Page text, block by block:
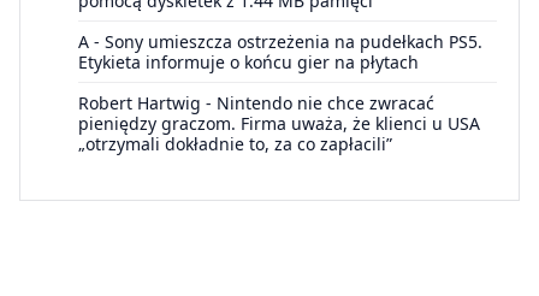
A - Sony umieszcza ostrzeżenia na pudełkach PS5.
Etykieta informuje o końcu gier na płytach
Robert Hartwig - Nintendo nie chce zwracać
pieniędzy graczom. Firma uważa, że klienci u USA
„otrzymali dokładnie to, za co zapłacili”